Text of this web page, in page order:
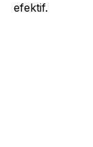
efektif.